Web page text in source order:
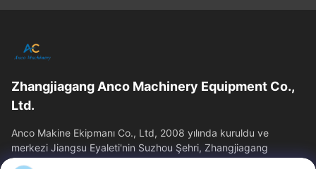
Zhangjiagang Anco Machinery Equipment Co.,
Ltd.
Anco Makine Ekipmanı Co., Ltd, 2008 yılında kuruldu ve
merkezi Jiangsu Eyaleti'nin Suzhou Şehri, Zhangjiagang
Şehri'nde yer almaktadır.